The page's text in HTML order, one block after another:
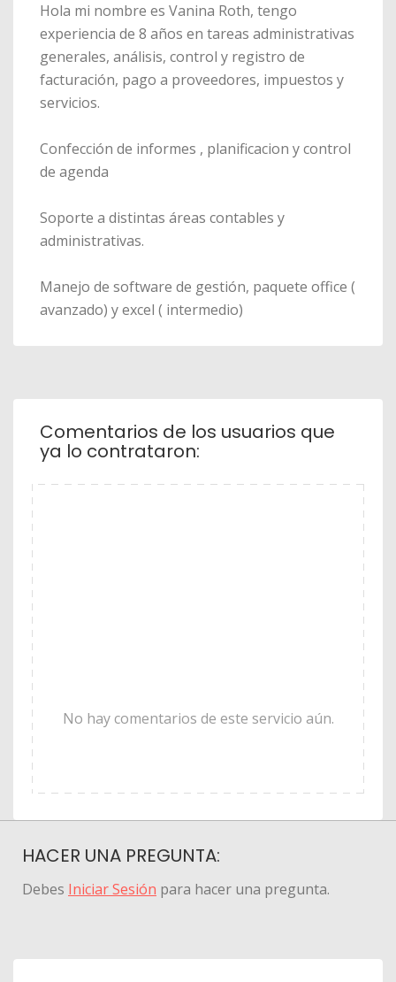
Hola mi nombre es Vanina Roth, tengo
experiencia de 8 años en tareas administrativas
generales, análisis, control y registro de
facturación, pago a proveedores, impuestos y
servicios.
Confección de informes , planificacion y control
de agenda
Soporte a distintas áreas contables y
administrativas.
Manejo de software de gestión, paquete office (
avanzado) y excel ( intermedio)
Comentarios de los usuarios que
ya lo contrataron:
No hay comentarios de este servicio aún.
HACER UNA PREGUNTA:
Debes Iniciar Sesión para hacer una pregunta.